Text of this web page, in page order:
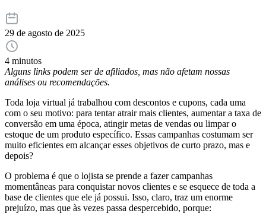
29 de agosto de 2025
4 minutos
Alguns links podem ser de afiliados, mas não afetam nossas
análises ou recomendações.
Toda loja virtual já trabalhou com descontos e cupons, cada uma
com o seu motivo: para tentar atrair mais clientes, aumentar a taxa de
conversão em uma época, atingir metas de vendas ou limpar o
estoque de um produto específico. Essas campanhas costumam ser
muito eficientes em alcançar esses objetivos de curto prazo, mas e
depois?
O problema é que o lojista se prende a fazer campanhas
momentâneas para conquistar novos clientes e se esquece de toda a
base de clientes que ele já possui. Isso, claro, traz um enorme
prejuízo, mas que às vezes passa despercebido, porque: